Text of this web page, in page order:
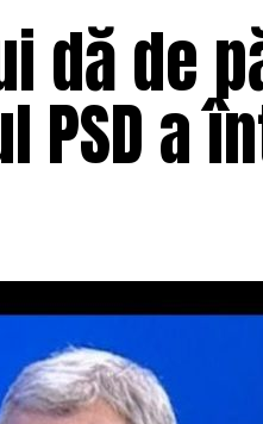
dă de
PSD a